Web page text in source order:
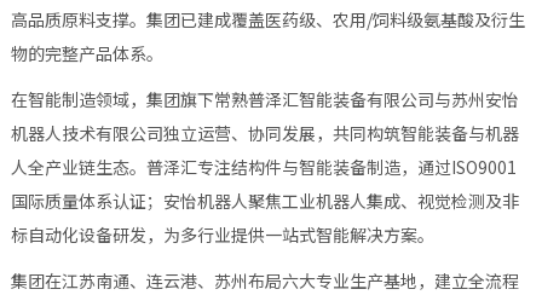
高品质原料支撑。集团已建成覆盖医药级、农用/饲料级氨基酸及衍生
物的完整产品体系。
在智能制造领域，集团旗下常熟普泽汇智能装备有限公司与苏州安怡
机器人技术有限公司独立运营、协同发展，共同构筑智能装备与机器
人全产业链生态。普泽汇专注结构件与智能装备制造，通过ISO9001
国际质量体系认证；安怡机器人聚焦工业机器人集成、视觉检测及非
标自动化设备研发，为多行业提供一站式智能解决方案。
集团在江苏南通、连云港、苏州布局六大专业生产基地，建立全流程